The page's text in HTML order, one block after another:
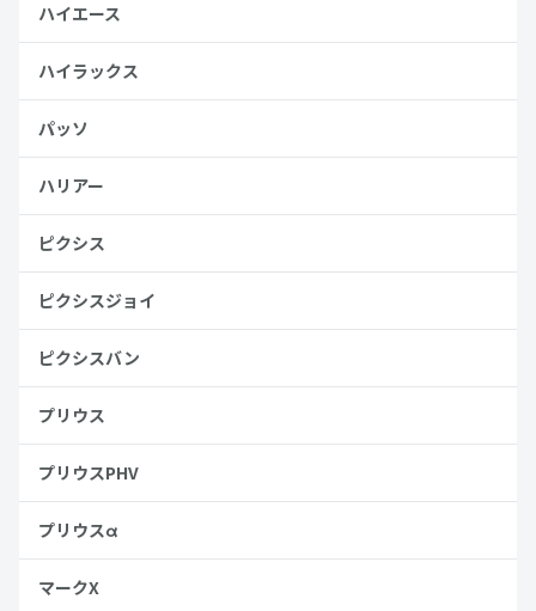
ハイエース
ハイラックス
パッソ
ハリアー
ピクシス
ピクシスジョイ
ピクシスバン
プリウス
プリウスPHV
プリウスα
マークX